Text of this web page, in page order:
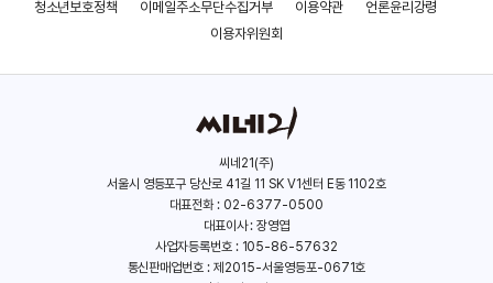
템페스트
청소년보호정책
이메일주소무단수집거부 이용약관
언론윤리강령
이용자위원회
씨네21(주)
서울시 영등포구 당산로 41길 11 SK V1센터 E동 1102호
대표전화 : 02-6377-0500
대표이사 : 장영엽
사업자등록번호 : 105-86-57632
통신판매업번호 : 제2015-서울영등포-0671호